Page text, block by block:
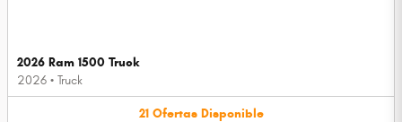
2026 Ram 1500 Truck
2026 • Truck
21 Ofertas Disponible